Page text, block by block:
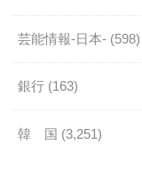
芸能情報-日本- (598)
銀行 (163)
韓 国 (3,251)